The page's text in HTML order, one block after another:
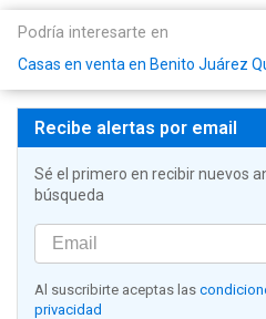
Podría interesarte en
Casas en venta en Benito Juárez
Recibe alertas por email
Sé el primero en recibir nuevos
búsqueda
Al suscribirte aceptas las
privacidad